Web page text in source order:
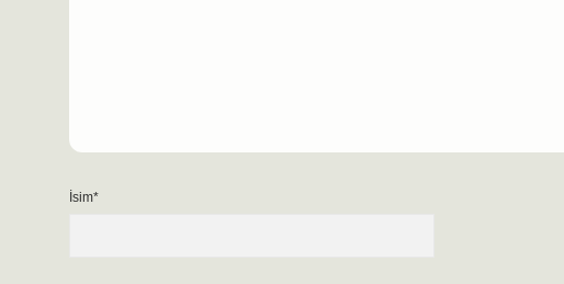
İsim*